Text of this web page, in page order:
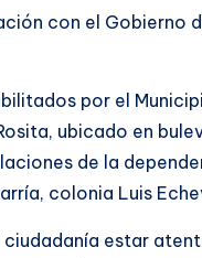
con el Gobierno
por el
ubicado en
de la
colonia Luis
estar